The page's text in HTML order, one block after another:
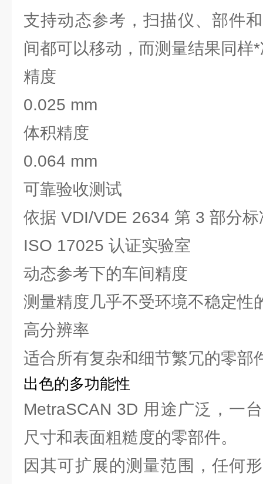
支持动态参考，扫描仪、部件
间都可以移动，而测量结果同样
精度
0.025 mm
体积精度
0.064 mm
可靠验收测试
依据 VDI/VDE 2634 第 3 部分标
ISO 17025 认证实验室
动态参考下的车间精度
测量精度几乎不受环境不稳定性
高分辨率
适合所有复杂和细节繁冗的零部
出色的多功能性
MetraSCAN 3D 用途广泛，一
尺寸和表面粗糙度的零部件。
因其可扩展的测量范围，任何